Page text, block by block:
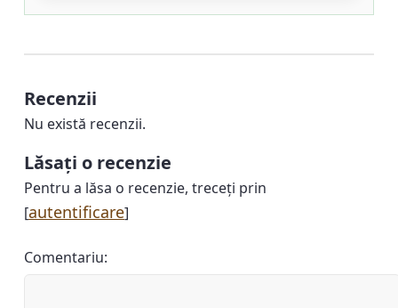
Recenzii
Nu există recenzii.
Lăsați o recenzie
Pentru a lăsa o recenzie, treceți prin
[autentificare]
Comentariu: